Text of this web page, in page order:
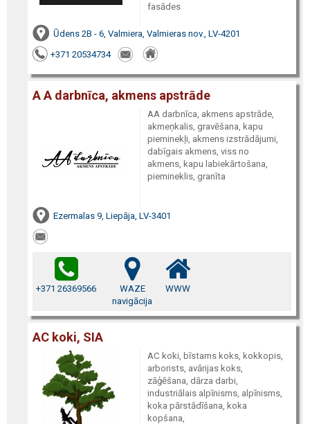
fasādes
Ūdens 2B - 6, Valmiera, Valmieras nov., LV-4201
+371 20534734
A A darbnīca, akmens apstrāde
AA darbnīca, akmens apstrāde,
akmeņkalis, gravēšana, kapu
pieminekļi, akmens izstrādājumi,
dabīgais akmens, viss no
akmens, kapu labiekārtošana,
piemineklis, granīta
Ezermalas 9, Liepāja, LV-3401
+371 26369566
WAZE
navigācija
WWW
AC koki, SIA
AC koki, bīstams koks, kokkopis,
arborists, avārijas koks,
zāģēšana, dārza darbi,
industriālais alpīnisms, alpīnisms,
koka pārstādīšana, koka
kopšana,